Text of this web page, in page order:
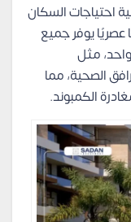
احتياجات السكان
يوفر جميع
مثل
الصحية، مما
الكمبوند.